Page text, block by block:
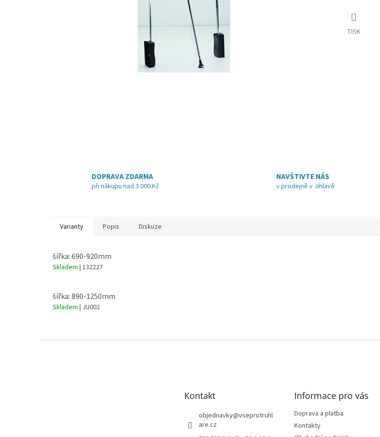
TISK
DOPRAVA ZDARMA
při nákupu nad 3 000 Kč
NAVŠTIVTE NÁS
v prodejně v Jihlavě
Varianty Popis Diskuze
šířka: 690-920mm
Skladem | 132227
šířka: 890-1250mm
Skladem | JU002
Kontakt
objednavky@vseprotruhl
are.cz
Informace pro vás
Doprava a platba
Kontakty